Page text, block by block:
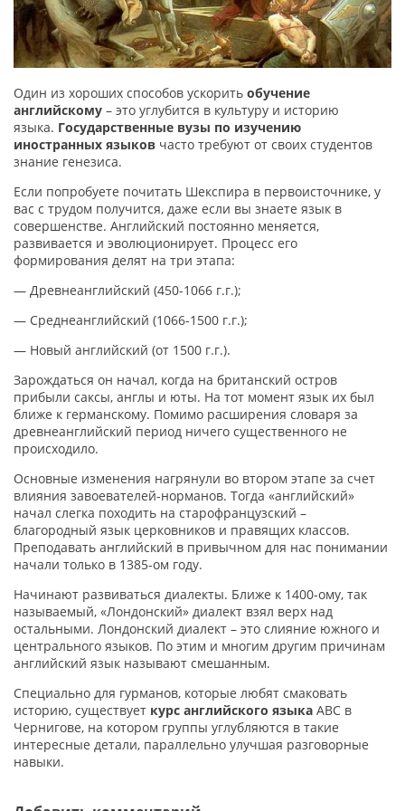
Один из хороших способов ускорить обучение
английскому – это углубится в культуру и историю
языка. Государственные вузы по изучению
иностранных языков часто требуют от своих студентов
знание генезиса.
Если попробуете почитать Шекспира в первоисточнике, у
вас с трудом получится, даже если вы знаете язык в
совершенстве. Английский постоянно меняется,
развивается и эволюционирует. Процесс его
формирования делят на три этапа:
— Древнеанглийский (450-1066 г.г.);
— Среднеанглийский (1066-1500 г.г.);
— Новый английский (от 1500 г.г.).
Зарождаться он начал, когда на британский остров
прибыли саксы, англы и юты. На тот момент язык их был
ближе к германскому. Помимо расширения словаря за
древнеанглийский период ничего существенного не
происходило.
Основные изменения нагрянули во втором этапе за счет
влияния завоевателей-норманов. Тогда «английский»
начал слегка походить на старофранцузский –
благородный язык церковников и правящих классов.
Преподавать английский в привычном для нас понимании
начали только в 1385-ом году.
Начинают развиваться диалекты. Ближе к 1400-ому, так
называемый, «Лондонский» диалект взял верх над
остальными. Лондонский диалект – это слияние южного и
центрального языков. По этим и многим другим причинам
английский язык называют смешанным.
Специально для гурманов, которые любят смаковать
историю, существует курс английского языка АВС в
Чернигове, на котором группы углубляются в такие
интересные детали, параллельно улучшая разговорные
навыки.